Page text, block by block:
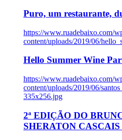
Puro, um restaurante,
https://www.ruadebaixo.com/
content/uploads/2019/06/
Hello Summer Wine
https://www.ruadebaixo.com/
content/uploads/2019/06/
335x256.jpg
2ª EDIÇÃO DO
SHERATON